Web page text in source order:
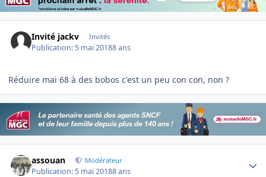
Invité jackv Invités
Publication: 5 mai 20188 ans
Réduire mai 68 à des bobos c'est un peu con con, non ?
assouan Modérateur
Publication: 5 mai 20188 ans